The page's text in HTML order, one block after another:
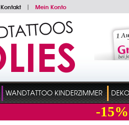
Kontakt | Mein Konto
WANDTATTOO KINDERZIMMER
-15%